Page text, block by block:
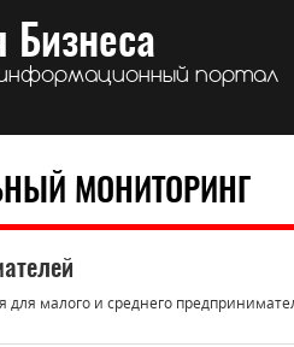
Бизнеса
портал
МОНИТОРИНГ
малого и среднего